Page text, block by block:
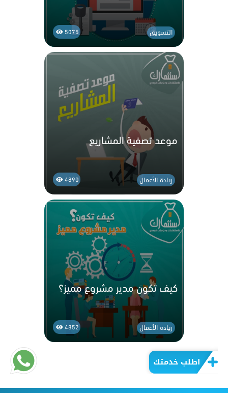
اطلب خدمتك
5075 التسويق
موعد تصفية المشاريع
4890 ريادة الأعمال
كيف تكون مدير مشروع مميز؟
4852 ريادة الأعمال